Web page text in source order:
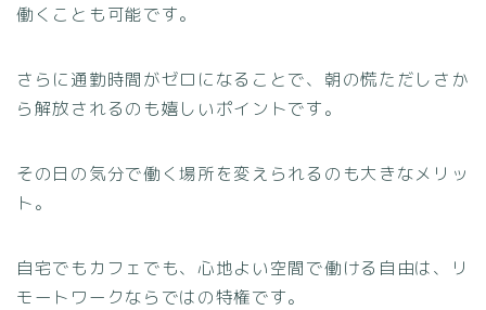
働くことも可能です。
さらに通勤時間がゼロになることで、朝の慌ただしさか
ら解放されるのも嬉しいポイントです。
その日の気分で働く場所を変えられるのも大きなメリッ
ト。
自宅でもカフェでも、心地よい空間で働ける自由は、リ
モートワークならではの特権です。